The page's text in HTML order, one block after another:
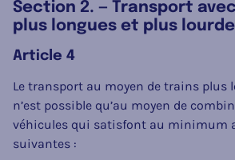
Section 2. — Transport
plus longues et plus
Article 4
Le transport au moyen de trains plus
n’est possible qu’au moyen de
véhicules qui satisfont au minimum
suivantes :